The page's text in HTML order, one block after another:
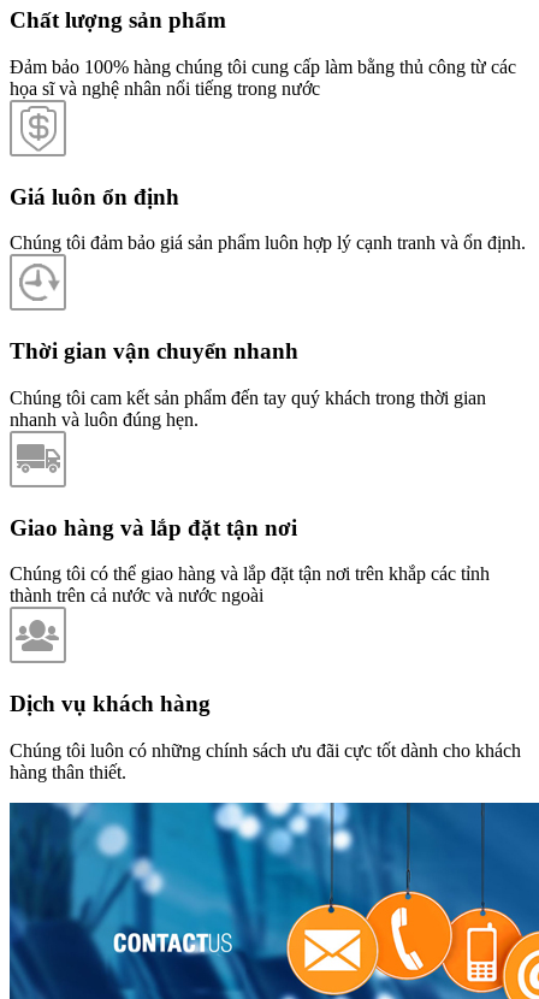
Chất lượng sản phẩm
Đảm bảo 100% hàng chúng tôi cung cấp làm bằng thủ công từ các
họa sĩ và nghệ nhân nổi tiếng trong nước
Giá luôn ổn định
Chúng tôi đảm bảo giá sản phẩm luôn hợp lý cạnh tranh và ổn định.
Thời gian vận chuyển nhanh
Chúng tôi cam kết sản phẩm đến tay quý khách trong thời gian
nhanh và luôn đúng hẹn.
Giao hàng và lắp đặt tận nơi
Chúng tôi có thể giao hàng và lắp đặt tận nơi trên khắp các tỉnh
thành trên cả nước và nước ngoài
Dịch vụ khách hàng
Chúng tôi luôn có những chính sách ưu đãi cực tốt dành cho khách
hàng thân thiết.